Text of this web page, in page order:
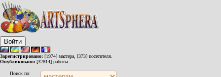
Войти
Зарегистрировано: [1974] мастера, [373] посетителя.
Опубликовано: [32814] работы.
Поиск по: